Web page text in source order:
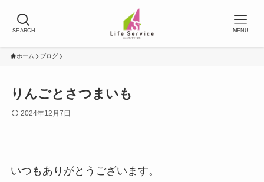
SEARCH MENU
ホーム ブログ
りんごとさつまいも
2024年12月7日
いつもありがとうございます。